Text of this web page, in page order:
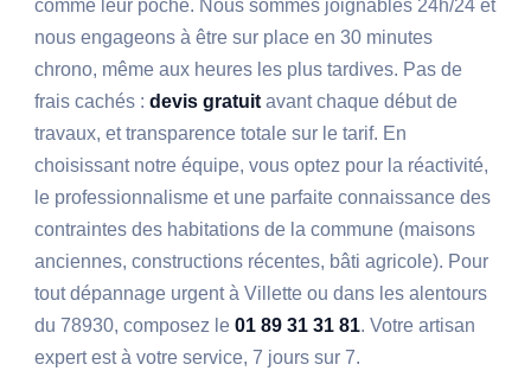
comme leur poche. Nous sommes joignables 24h/24 et
nous engageons à être sur place en 30 minutes
chrono, même aux heures les plus tardives. Pas de
frais cachés :devis gratuitavant chaque début de
travaux, et transparence totale sur le tarif. En
choisissant notre équipe, vous optez pour la réactivité,
le professionnalisme et une parfaite connaissance des
contraintes des habitations de la commune (maisons
anciennes, constructions récentes, bâti agricole). Pour
tout dépannage urgent à Villette ou dans les alentours
du 78930, composez le01 89 31 31 81. Votre artisan
expert est à votre service, 7 jours sur 7.